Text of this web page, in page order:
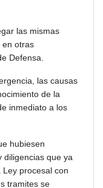
las mismas
en otras
Defensa.
las causas
de la
inmediato a los
hubiesen
diligencias que ya
procesal con
tramites se